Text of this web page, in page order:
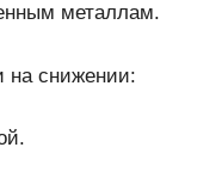
металлам.
на снижении: